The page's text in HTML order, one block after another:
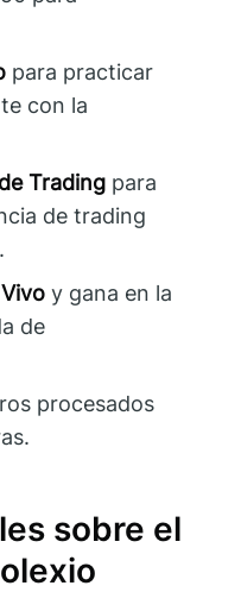
para practicar
con la
Trading para
de trading
y gana en la
de
procesados
sobre el